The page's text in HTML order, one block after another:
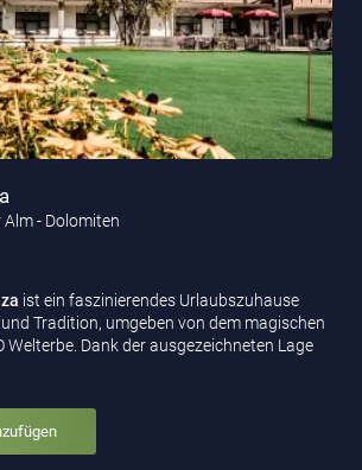
- Dolomiten
ist ein faszinierendes Urlaubszuhause
Tradition, umgeben von dem magischen
Welterbe. Dank der ausgezeichneten Lage